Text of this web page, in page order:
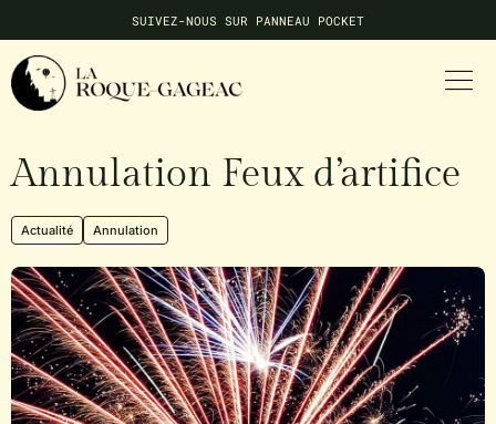
SUIVEZ-NOUS SUR PANNEAU POCKET
NE MANQUEZ AUCUNE INFO LOCALE
Annulation Feux d’artifice
Actualité Annulation